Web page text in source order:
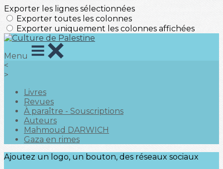
Exporter les lignes sélectionnées
Exporter toutes les colonnes
Exporter uniquement les colonnes affichées
Menu
<
>
Livres
Revues
À paraître - Souscriptions
Auteurs
Mahmoud DARWICH
Gaza en rimes
Ajoutez un logo, un bouton, des réseaux sociaux